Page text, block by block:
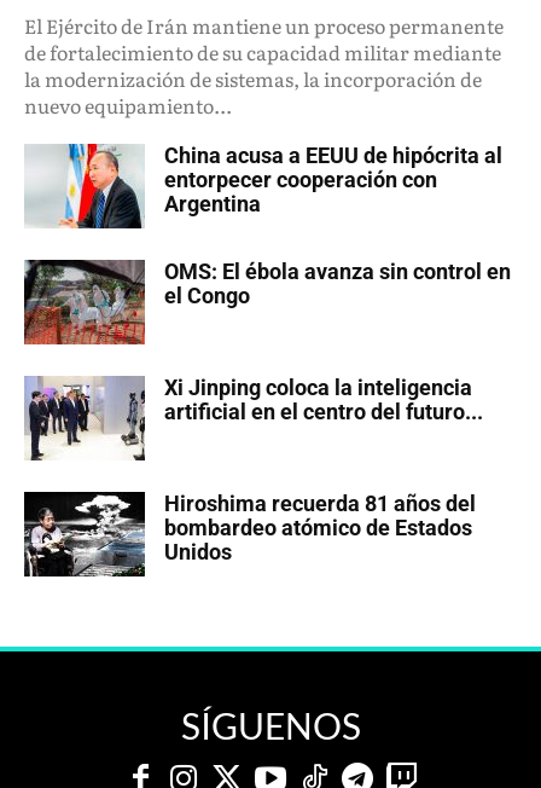
El Ejército de Irán mantiene un proceso permanente
de fortalecimiento de su capacidad militar mediante
la modernización de sistemas, la incorporación de
nuevo equipamiento...
China acusa a EEUU de hipócrita al
entorpecer cooperación con
Argentina
OMS: El ébola avanza sin control en
el Congo
Xi Jinping coloca la inteligencia
artificial en el centro del futuro...
Hiroshima recuerda 81 años del
bombardeo atómico de Estados
Unidos
SÍGUENOS